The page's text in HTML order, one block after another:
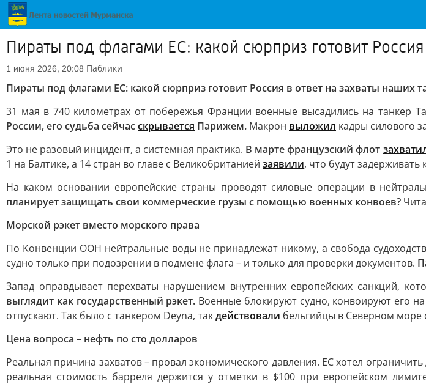
Пираты под флагами ЕС: какой сюрприз готовит
1 июня 2026, 20:08 Паблики
Пираты под флагами ЕС: какой сюрприз готовит Россия в ответ на захваты наших
31 мая в 740 километрах от побережья Франции военные высадились на танкер
России, его судьба сейчасскрывается Парижем. Макрон выложил кадры силового
Это не разовый инцидент, а системная практика. В марте французский флот
1 на Балтике, а 14 стран во главе с Великобританией заявили, что будут
На каком основании европейские страны проводят силовые операции в
планирует защищать свои коммерческие грузы с помощью военных конвоев?
Морской рэкет вместо морского права
По Конвенции ООН нейтральные воды не принадлежат никому, а свобода
судно только при подозрении в подмене флага – и только для проверки документов.
Запад оправдывает перехваты нарушением внутренних европейских санкций,
выглядит как государственный рэкет. Военные блокируют судно, конвоируют его
отпускают. Так было с танкером Deyna, такдействовали бельгийцы в Северном море
Цена вопроса – нефть по сто долларов
Реальная причина захватов – провал экономического давления. ЕС хотел
реальная стоимость барреля держится у отметки в $100 при европейском